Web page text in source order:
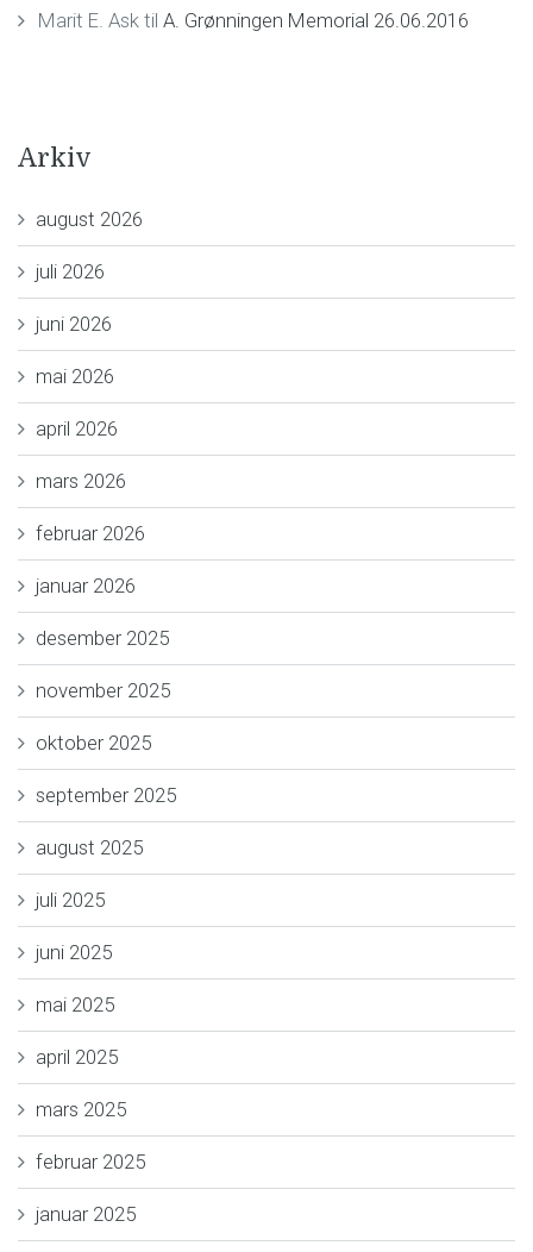
Marit E. Ask til A. Grønningen Memorial 26.06.2016
Arkiv
august 2026
juli 2026
juni 2026
mai 2026
april 2026
mars 2026
februar 2026
januar 2026
desember 2025
november 2025
oktober 2025
september 2025
august 2025
juli 2025
juni 2025
mai 2025
april 2025
mars 2025
februar 2025
januar 2025